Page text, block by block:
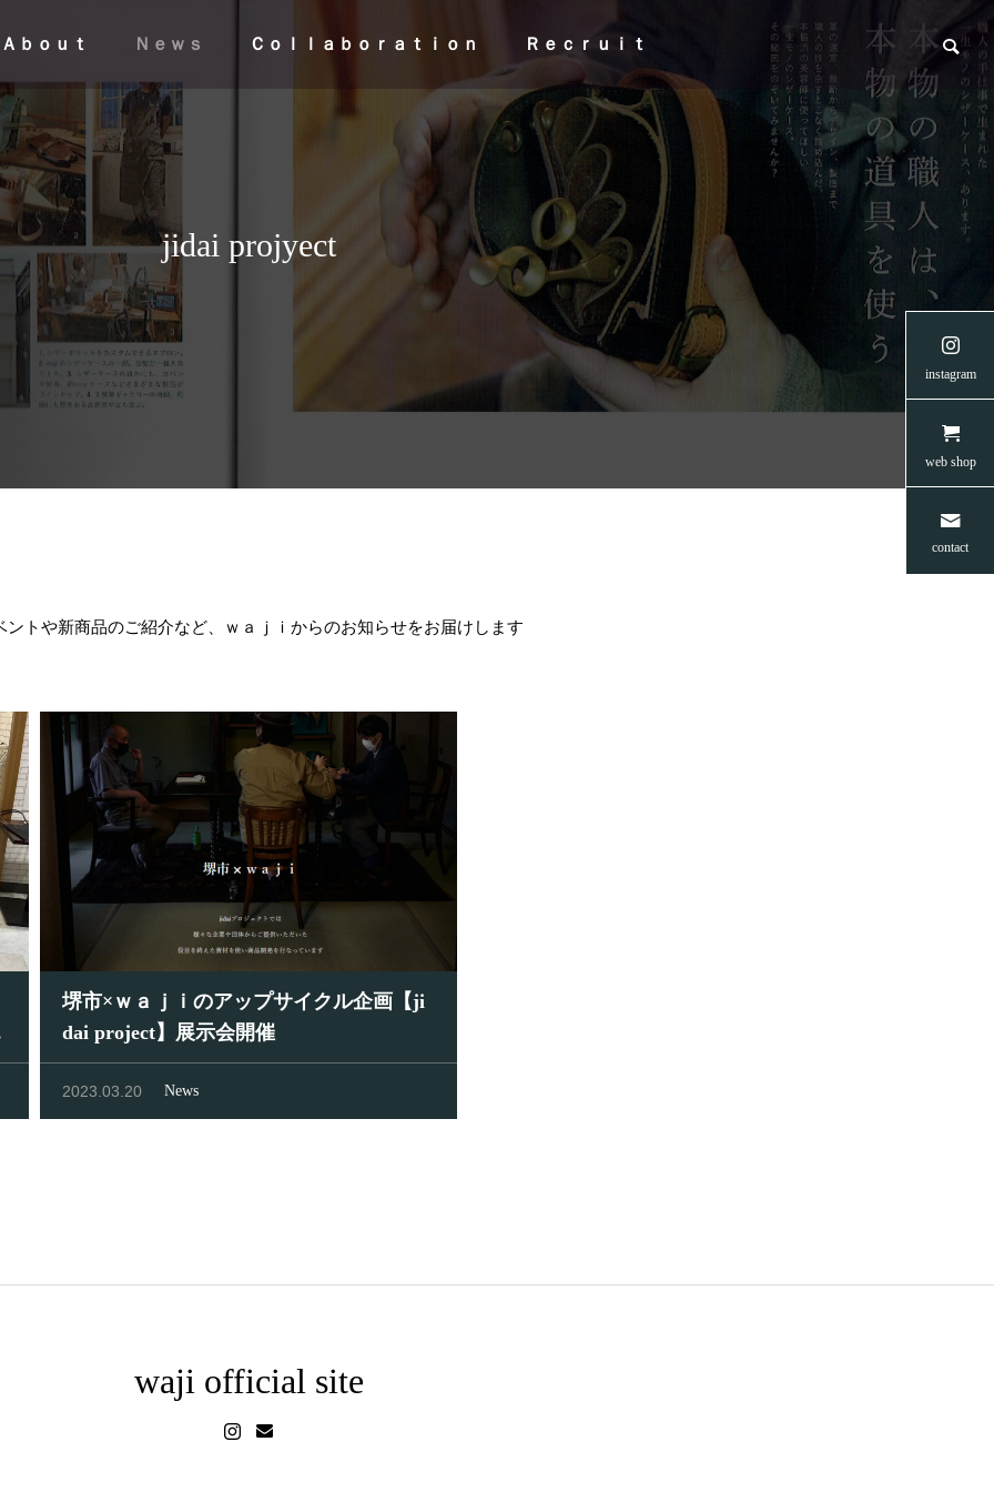
Ａｂｏｕｔ Ｎｅｗｓ Ｃｏｌｌａｂｏｒａｔｉｏｎ Ｒｅｃｒｕｉｔ
報】HMJ2026｜革に錆を宿し
ｕ」がHMJ初登場
裕樹が講師を務めるリーダーシップ・
チャレンジ2026募集開始
【READYFORクラウドファンディン
グ】愛媛のネコたちに安らぎを 第二弾
🐈
【creema
支援につ
🐈☂️
News

jidai projyect
ントや新商品のご紹介など、ｗａｊｉからのお知らせをお届けします
堺市×ｗａｊｉのアップサイクル企画【ji
dai project】展示会開催
2023.03.20 News
waji official site
instagram
web shop
contact